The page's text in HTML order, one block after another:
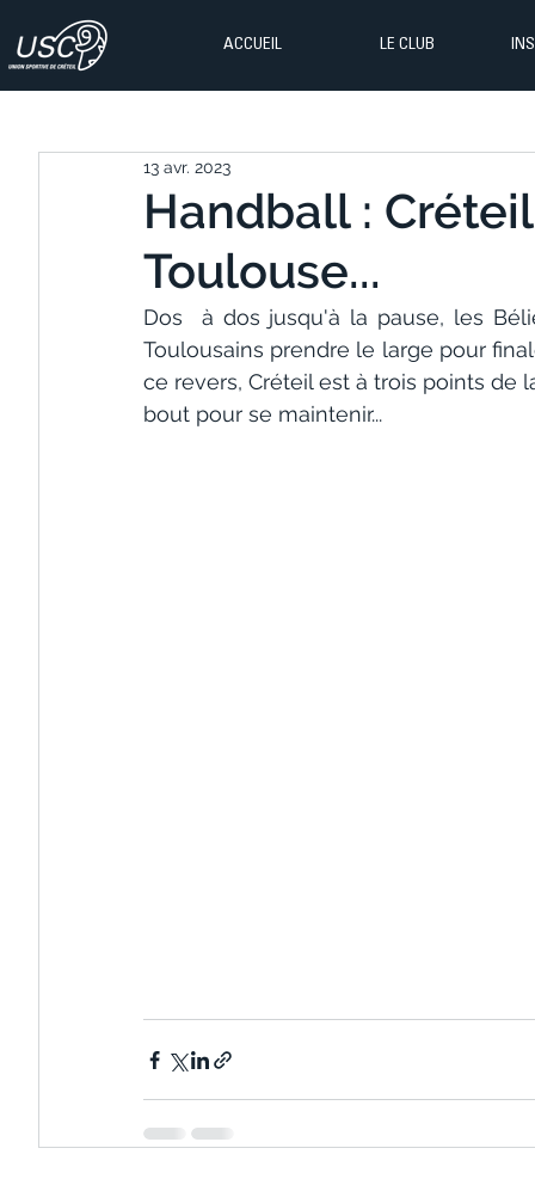
ACCUEIL LE CLUB
Handball :
Toulouse...
13 avr. 2023
Dos  à dos jusqu'à la pause, les
Toulousains prendre le large pour
ce revers, Créteil est à trois points de
bout pour se maintenir...